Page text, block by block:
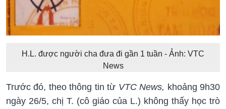
H.L. được người cha đưa đi gần 1 tuần - Ảnh: VTC
News
Trước đó, theo thông tin từ VTC News, khoảng 9h30
ngày 26/5, chị T. (cô giáo của L.) không thấy học trò